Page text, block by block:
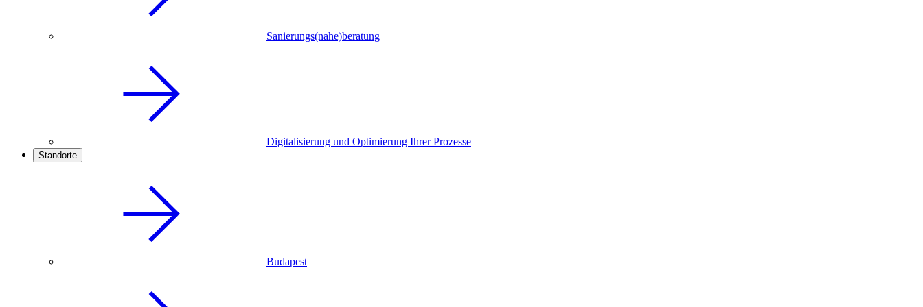
Sanierungs(nahe)beratung
Digitalisierung und Optimierung Ihrer Prozesse
Standorte
Budapest